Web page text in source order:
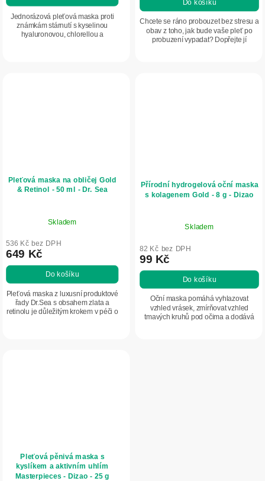
Jednorázová pleťová maska proti
známkám stárnutí s kyselinou
hyaluronovou, chlorellou a
Do košíku
Chcete se ráno probouzet bez stresu a
obav z toho, jak bude vaše pleť po
probuzení vypadat? Dopřejte jí
Pleťová maska na obličej Gold
& Retinol - 50 ml - Dr. Sea
Skladem
536 Kč bez DPH
649 Kč
Do košíku
Pleťová maska z luxusní produktové
řady Dr.Sea s obsahem zlata a
retinolu je důležitým krokem v péči o
Přírodní hydrogelová oční maska
s kolagenem Gold - 8 g - Dizao
Skladem
82 Kč bez DPH
99 Kč
Do košíku
Oční maska pomáhá vyhlazovat
vzhled vrásek, zmírňovat vzhled
tmavých kruhů pod očima a dodává
Pleťová pěnivá maska s
kyslíkem a aktivním uhlím
Masterpieces - Dizao - 25 g